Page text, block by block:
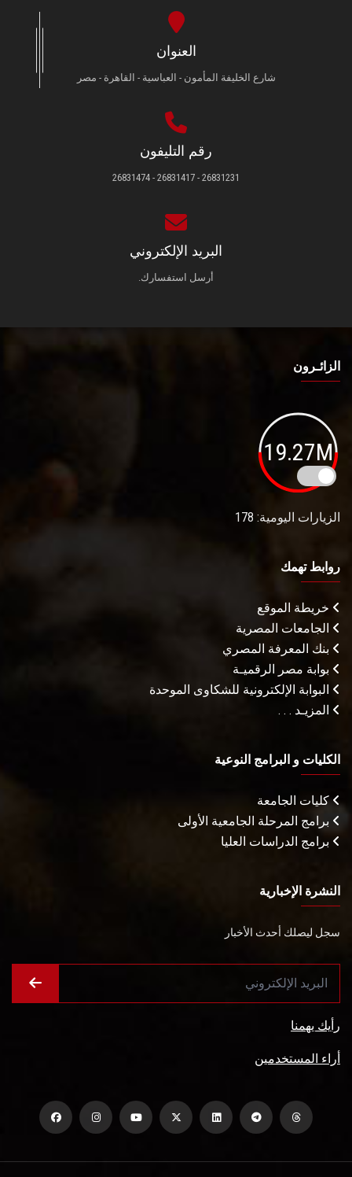
العنوان
شارع الخليفة المأمون - العباسية - القاهرة - مصر
رقم التليفون
26831231 - 26831417 - 26831474
البريد الإلكتروني
أرسل استفسارك.
الزائـرون
19.27M
الزيارات اليومية: 178
روابط تهمك
خريطة الموقع
الجامعات المصرية
بنك المعرفة المصري
بوابة مصر الرقميـة
البوابة الإلكترونية للشكاوى الموحدة
المزيـد . . .
الكليات و البرامج النوعية
كليات الجامعة
برامج المرحلة الجامعية الأولى
برامج الدراسات العليا
النشرة الإخبارية
سجل ليصلك أحدث الأخبار
رأيك يهمنا
أراء المستخدمين